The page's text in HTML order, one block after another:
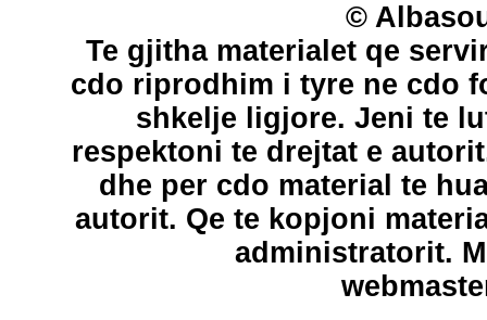
©
Te gjitha materialet qe
cdo riprodhim i tyre ne cdo
shkelje ligjore. Jeni te
respektoni te drejtat e
dhe per cdo material te
autorit. Qe te kopjoni
administratorit.